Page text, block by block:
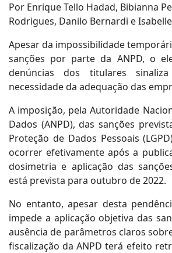
Por Enrique Tello Hadad, Bibianna
Rodrigues, Danilo Bernardi e
Apesar da impossibilidade
sanções por parte da ANPD, o
denúncias dos titulares
necessidade da adequação das
A imposição, pela Autoridade
Dados (ANPD), das sanções
Proteção de Dados Pessoais
ocorrer efetivamente após a
dosimetria e aplicação das
está prevista para outubro de 2022.
No entanto, apesar desta
impede a aplicação objetiva das
ausência de parâmetros claros
fiscalização da ANPD terá efeito